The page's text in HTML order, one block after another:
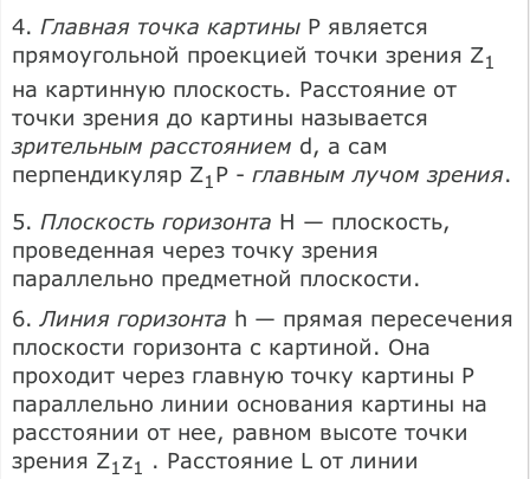
4. Главная точка картины Р является
прямоугольной проекцией точки зрения Z1
на картинную плоскость. Расстояние от
точки зрения до картины называется
зрительным расстоянием d, а сам
перпендикуляр Z1 P - главным лучом зрения.
5. Плоскость горизонта Н — плоскость,
проведенная через точку зрения
параллельно предметной плоскости.
6.Линия горизонта h — прямая пересечения
плоскости горизонта с картиной. Она
проходит через главную точку картины Р
параллельно линии основания картины на
расстоянии от нее, равном высоте точки
зрения Z1 z1
. Расстояние L от линии